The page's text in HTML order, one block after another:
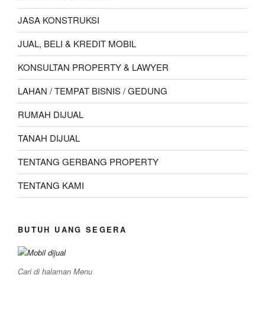
JASA KONSTRUKSI
JUAL, BELI & KREDIT MOBIL
KONSULTAN PROPERTY & LAWYER
LAHAN / TEMPAT BISNIS / GEDUNG
RUMAH DIJUAL
TANAH DIJUAL
TENTANG GERBANG PROPERTY
TENTANG KAMI
BUTUH UANG SEGERA
Cari di halaman Menu